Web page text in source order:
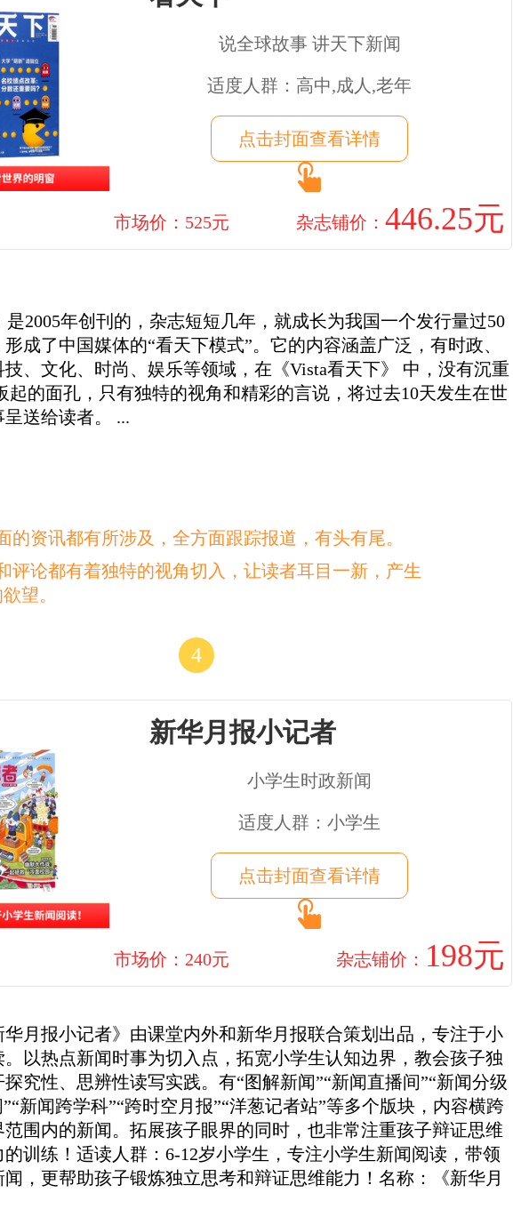
说全球故事 讲天下新闻
适度人群：高中,成人,老年
点击封面查看详情
市场价：525元 杂志铺价： 446.25元
是2005年创刊的，杂志短短几年，就成长为我国一个发行量过50
成了中国媒体的“看天下模式”。它的内容涵盖广泛，有时政、
、文化、时尚、娱乐等领域，在《Vista看天下》 中，没有沉重
起的面孔，只有独特的视角和精彩的言说，将过去10天发生在世
送给读者。 ...
的资讯都有所涉及，全方面跟踪报道，有头有尾。
评论都有着独特的视角切入，让读者耳目一新，产生
望。
4
新华月报小记者
小学生时政新闻
适度人群：小学生
点击封面查看详情
市场价：240元 杂志铺价： 198元
月报小记者》由课堂内外和新华月报联合策划出品，专注于小
以热点新闻时事为切入点，拓宽小学生认知边界，教会孩子独
究性、思辨性读写实践。有“图解新闻”“新闻直播间”“新闻分级
新闻跨学科”“跨时空月报”“洋葱记者站”等多个版块，内容横跨
围内的新闻。拓展孩子眼界的同时，也非常注重孩子辩证思维
训练！适读人群：6-12岁小学生，专注小学生新闻阅读，带领
，更帮助孩子锻炼独立思考和辩证思维能力！名称：《新华月